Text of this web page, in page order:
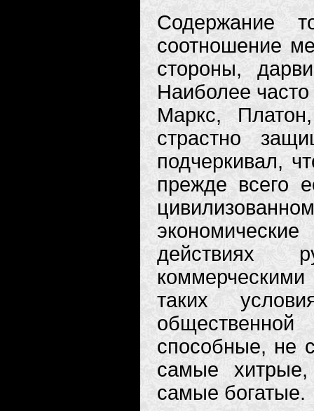
Содержание
соотношение
стороны,
Наиболее
Маркс,
страстно
подчеркивал,
прежде всего
действиях
таких
способные, не
самые
самые богатые.